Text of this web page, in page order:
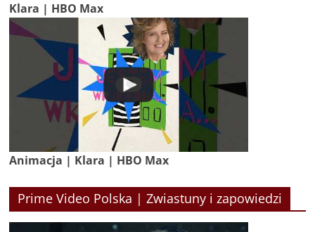
Klara | HBO Max
Animacja | Klara | HBO Max
Prime Video Polska | Zwiastuny i zapowiedzi